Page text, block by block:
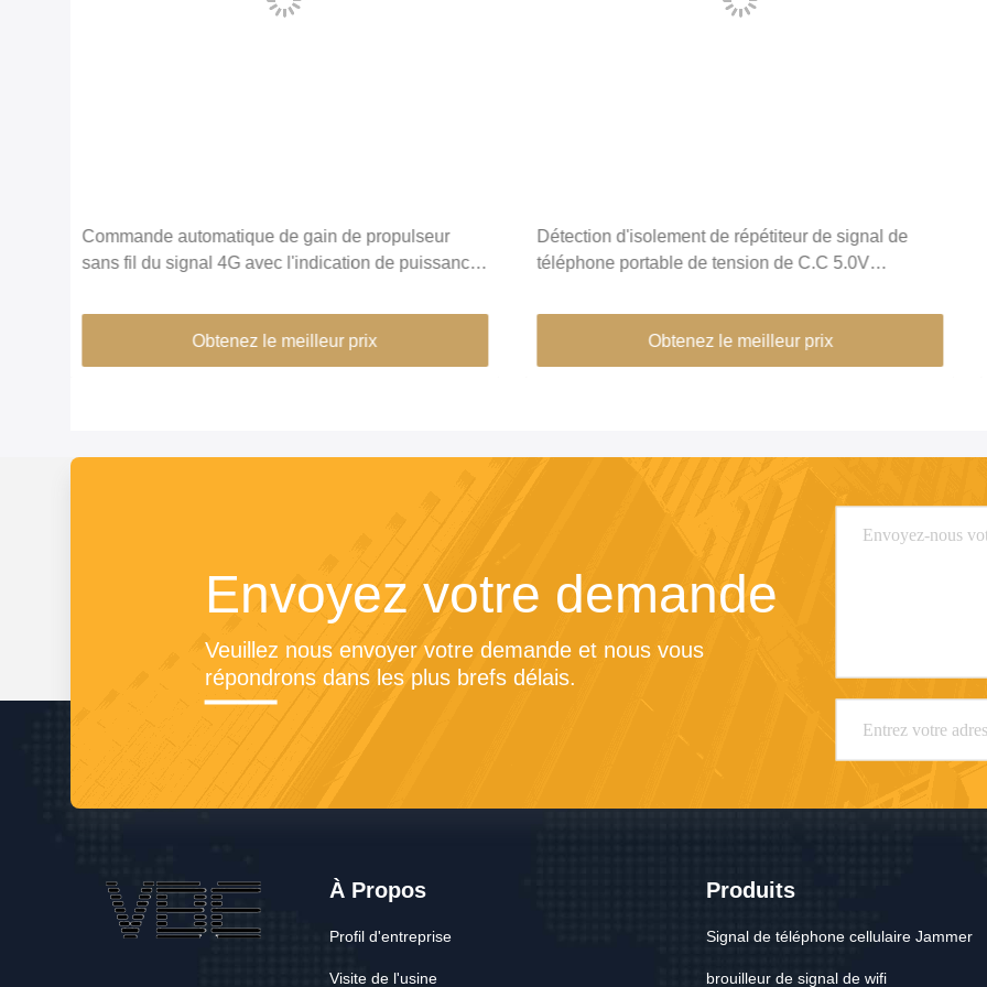
Détection d'isolement de répétiteur de signal de
téléphone portable de tension de C.C 5.0V
Obtenez le meilleur prix
Bon travail de armature en aluminium ≤1.5A actuel
d'installation de téléphone portable de répétiteur
Obtenez le meilleur prix
Envoyez votre demande
Veuillez nous envoyer votre demande et nous vous
répondrons dans les plus brefs délais.
À Propos
Profil d'entreprise
Visite de l'usine
Produits
Signal de téléphone cellulaire Jammer
brouilleur de signal de wifi